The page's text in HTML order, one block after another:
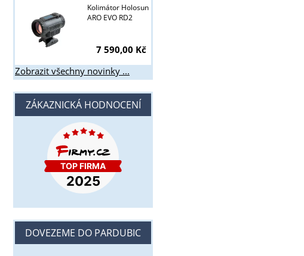
Kolimátor Holosun
ARO EVO RD2
7 590,00 Kč
Zobrazit všechny novinky ...
ZÁKAZNICKÁ HODNOCENÍ
DOVEZEME DO PARDUBIC